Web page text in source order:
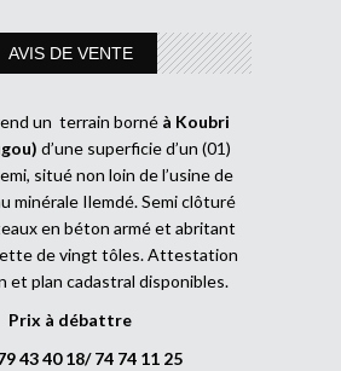
AVIS DE VENTE
un terrain borné à Koubri
d’une superficie d’un (01)
situé non loin de l’usine de
minérale Ilemdé. Semi clôturé
en béton armé et abritant
de vingt tôles. Attestation
et plan cadastral disponibles.
Prix à débattre
43 40 18/ 74 74 11 25